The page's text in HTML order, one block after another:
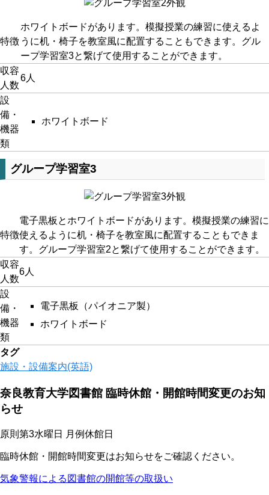
特徴
ホワイトボードがあります。模擬授業の練習に使えるよ
うに机・椅子を教室風に配置することもできます。グル
ープ学習室3と繋げて使用することができます。
収容
人数
6人
設
備・
機器
類
ホワイトボード
グループ学習室3
特徴
電子黒板とホワイトボードがあります。模擬授業の練習に
使えるように机・椅子を教室風に配置することもできま
す。グループ学習室2と繋げて使用することができます。
収容
人数
6人
設
備・
機器
類
電子黒板（パイオニア製）
ホワイトボード
タグ
施設・設備案内(英語)
奈良教育大学図書館 臨時休館・開館時間変更のお知
らせ
原則第3水曜日 月例休館日
臨時休館・開館時間変更はお知らせをご確認ください。
気象警報による図書館の開館等の取扱い